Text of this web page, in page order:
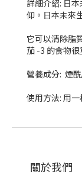
詳細介紹: 日
仰。日本未來
它可以清除脂
茄 -3 的食物很
營養成分: 煙
使用方法: 用
關於我們